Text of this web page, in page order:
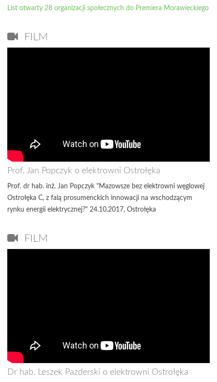
List otwarty 28 organizacji społecznych do Premiera Morawieckiego
FILM
Prof. Jan Popczyk o elektrowni Ostrołęka
Prof. dr hab. inż. Jan Popczyk "Mazowsze bez elektrowni węglowej
Ostrołęka C, z falą prosumenckich innowacji na wschodzącym
rynku energii elektrycznej?" 24.10.2017, Ostrołęka
FILM
Dr hab. Leszek Pazderski o elektrowni Ostrołęka